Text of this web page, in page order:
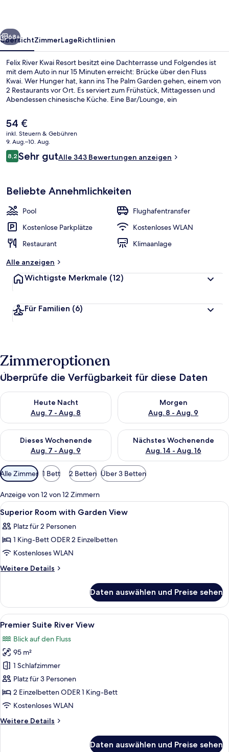
Weiter
68+
ÜbersichtZimmerLageRichtlinien
Felix River Kwai Resort besitzt eine Dachterrasse und Folgendes ist
mit dem Auto in nur 15 Minuten erreicht: Brücke über den Fluss
Kwai. Wer Hunger hat, kann ins The Palm Garden gehen, einem von
2 Restaurants vor Ort. Es serviert zum Frühstück, Mittagessen und
Abendessen chinesische Küche. Eine Bar/Lounge, ein
Der
aktuelle
Preis
beträgt
54 €.
54 €
inkl. Steuern & Gebühren
9. Aug.–10. Aug.
Bewertungen
8,28,2 von 10.
Sehr gutAlle 343 Bewertungen anzeigen
Beliebte Annehmlichkeiten
Pool
Flughafentransfer
Kostenlose Parkplätze
Kostenloses WLAN
Restaurant
Klimaanlage
Alle anzeigen
Wichtigste Merkmale (12)
Für Familien (6)
Zimmeroptionen
Überprüfe die Verfügbarkeit für diese Daten
Heute Nacht
Aug. 7 - Aug. 8
Überprüfe die Verfügbarkeit für heute Nacht, Aug. 7 - Aug. 8.
Morgen
Aug. 8 - Aug. 9
Überprüfe die Verfügbarkeit
Dieses Wochenende
Aug. 7 - Aug. 9
Überprüfe die Verfügbarkeit für dieses Wochenende, Aug. 7
Nächstes Wochenende
Aug. 14 - Aug. 16
Überprüfe die Verfügbarkeit
Verfügbare
Filter
für
Zimmer
Alle Zimmer 1 Bett 2 Betten Über 3 Betten
Anzeige von 12 von 12 Zimmern
Alle
Fotos
für
Superior
Room
with
anzeigen
Zimmersafe, Schreibtisch,
2
Superior Room with Garden View
Platz für 2 Personen
1 King-Bett ODER 2 Einzelbetten
Kostenloses WLAN
Weitere Details
Weitere
Room
with
Garden
Daten auswählen und Preise sehen
Alle
Fotos
für
Premier
Suite
River
View
anzeigen
Ein geräumiges Schlafzimmer mit
6
Premier Suite River View
Blick auf den Fluss
95 m²
1 Schlafzimmer
Platz für 3 Personen
2 Einzelbetten ODER 1 King-Bett
Kostenloses WLAN
Weitere Details
Weitere
Daten auswählen und Preise sehen